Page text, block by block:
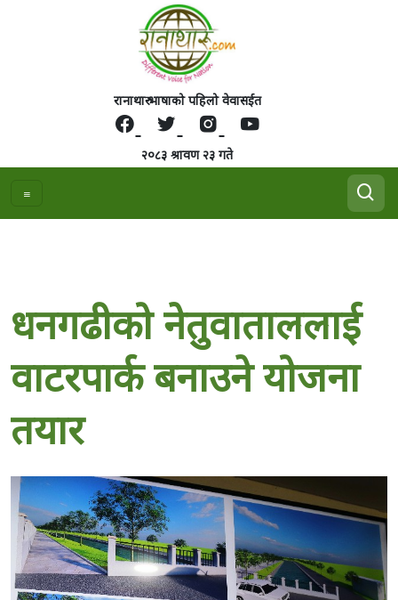
रानाथारु भाषाको पहिलो वेवासईत
२०८३ श्रावण २३ गते
धनगढीको नेतुवाताललाई
वाटरपार्क बनाउने योजना
तयार